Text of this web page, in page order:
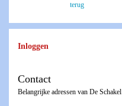
terug
Inloggen
Contact
Belangrijke adressen van De Schakel